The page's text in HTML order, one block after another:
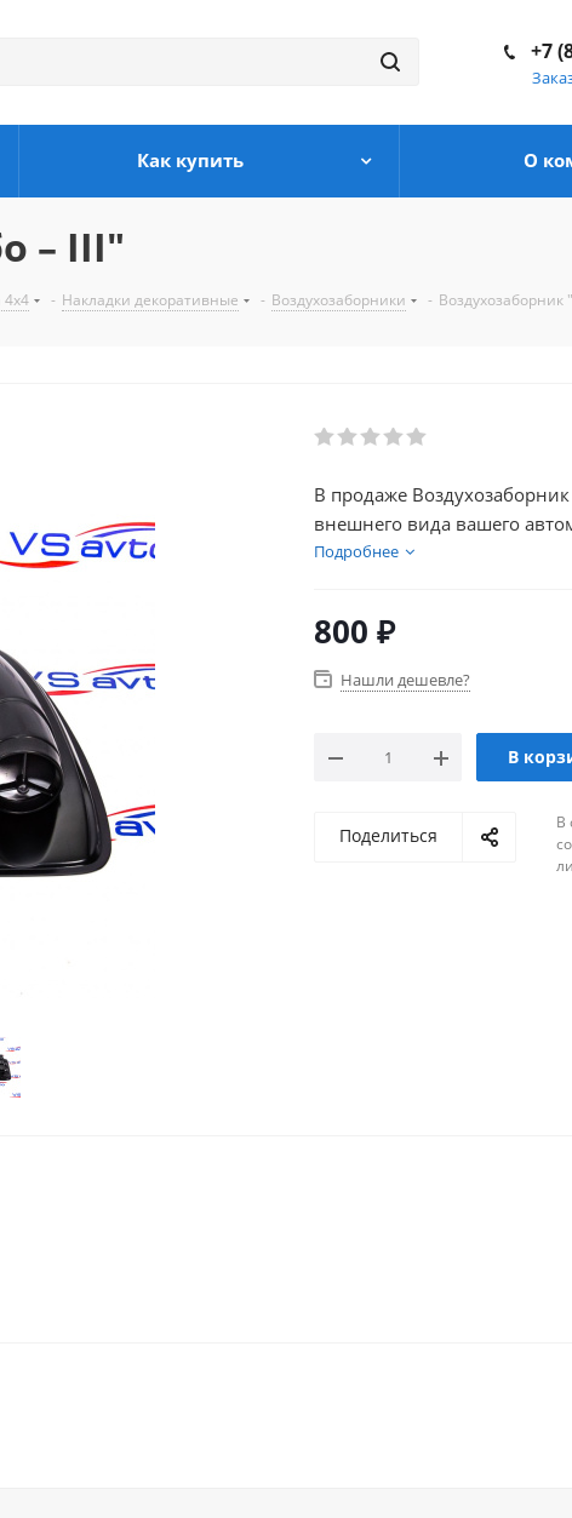
+7
Как купить О
– III"
- Накладки декоративные - Воздухозаборники - Воздухозаборник
В продаже
внешнего вида вашего автомобиля. В нашем каталоге так
множество товаров для
Подробнее
800 ₽
Нашли дешевле?
В
Поделиться
В